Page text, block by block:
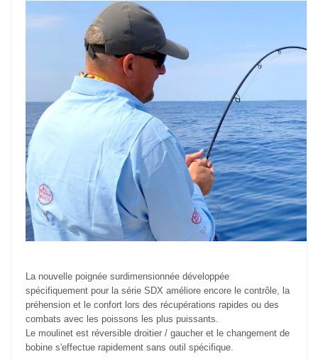
La nouvelle poignée surdimensionnée développée
spécifiquement pour la série SDX améliore encore le contrôle, la
préhension et le confort lors des récupérations rapides ou des
combats avec les poissons les plus puissants.
Le moulinet est réversible droitier / gaucher et le changement de
bobine s'effectue rapidement sans outil spécifique.